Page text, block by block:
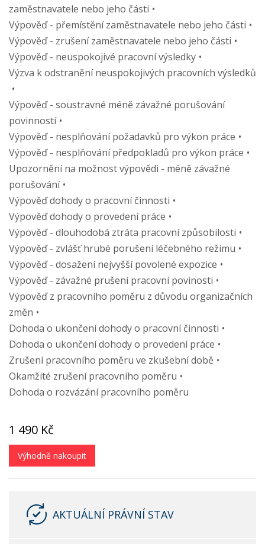
zaměstnavatele nebo jeho části
Výpověď - přemístění zaměstnavatele nebo jeho části
Výpověď - zrušení zaměstnavatele nebo jeho části
Výpověď - neuspokojivé pracovní výsledky
Výzva k odstranění neuspokojivých pracovních výsledků
Výpověď - soustravné méně závažné porušování
povinností
Výpověď - nesplňování požadavků pro výkon práce
Výpověď - nesplňování předpokladů pro výkon práce
Upozornění na možnost výpovědi - méně závažné
porušování
Výpověď dohody o pracovní činnosti
Výpověď dohody o provedení práce
Výpověď - dlouhodobá ztráta pracovní způsobilosti
Výpověď - zvlášť hrubé porušení léčebného režimu
Výpověď - dosažení nejvyšší povolené expozice
Výpověď - závažné prušení pracovní povinosti
Výpověď z pracovního poměru z důvodu organizačních
změn
Dohoda o ukončení dohody o pracovní činnosti
Dohoda o ukončení dohody o provedení práce
Zrušení pracovního poměru ve zkušební době
Okamžité zrušení pracovního poměru
Dohoda o rozvázání pracovního poměru
1 490 Kč
Výhodně nakoupit
AKTUÁLNÍ PRÁVNÍ STAV